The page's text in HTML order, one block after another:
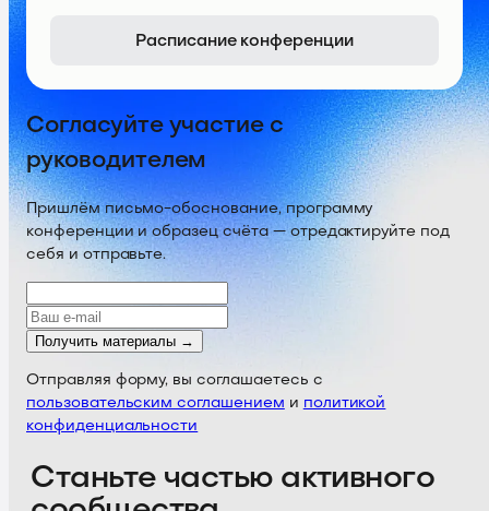
Расписание конференции
Согласуйте участие с
руководителем
Пришлём письмо-обоснование, программу
конференции и образец счёта — отредактируйте под
себя и отправьте.
Получить материалы →
Отправляя форму, вы соглашаетесь с
пользовательским соглашением и политикой
конфиденциальности
Станьте частью активного